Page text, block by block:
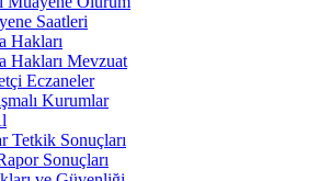
Saatleri
Hakları
Hakları Mevzuat
Eczaneler
Kurumlar
Tetkik Sonuçları
Sonuçları